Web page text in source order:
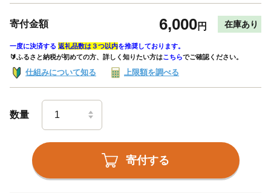
寄付金額 6,000円 在庫あり
一度に決済する 返礼品数は３つ以内を推奨しております。
🔰ふるさと納税が初めての方、詳しく知りたい方はこちらでご確認ください。
仕組みについて知る 上限額を調べる
数量
寄付する